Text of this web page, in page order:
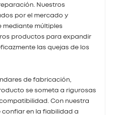
Nuestros
por el mercado y
mediante múltiples
productos para expandir
las quejas de los
de fabricación,
se someta a rigurosas
Con nuestra
confiar en la fiabilidad a